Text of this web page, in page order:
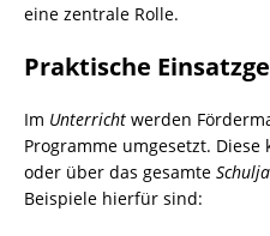
eine zentrale Rolle.
Praktische
Im Unterricht werden
Programme umgesetzt.
oder über das gesamte
Beispiele hierfür sind: